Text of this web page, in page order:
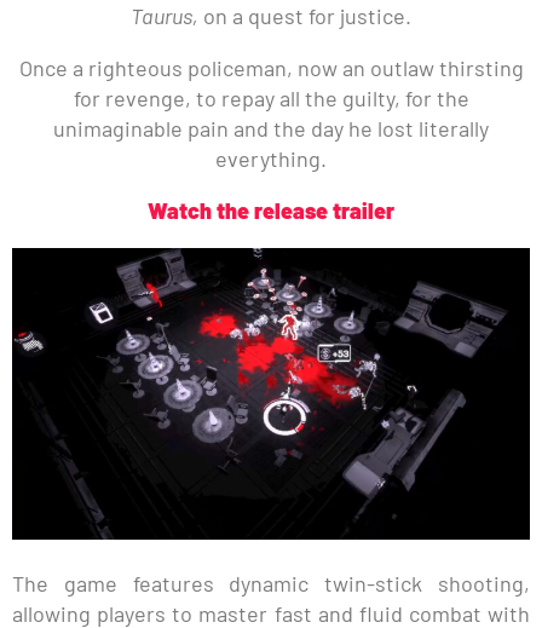
Taurus, on a quest for justice.
Once a righteous policeman, now an outlaw thirsting
for revenge, to repay all the guilty, for the
unimaginable pain and the day he lost literally
everything.
Watch the release trailer
The game features dynamic twin-stick shooting,
allowing players to master fast and fluid combat with